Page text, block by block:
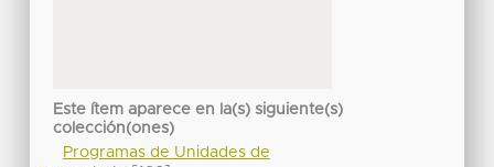
Este ítem aparece en la(s) siguiente(s)
colección(ones)
Programas de Unidades de